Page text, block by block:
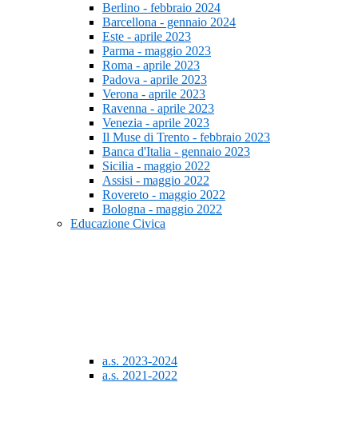
Berlino - febbraio 2024
Barcellona - gennaio 2024
Este - aprile 2023
Parma - maggio 2023
Roma - aprile 2023
Padova - aprile 2023
Verona - aprile 2023
Ravenna - aprile 2023
Venezia - aprile 2023
Il Muse di Trento - febbraio 2023
Banca d'Italia - gennaio 2023
Sicilia - maggio 2022
Assisi - maggio 2022
Rovereto - maggio 2022
Bologna - maggio 2022
Educazione Civica
a.s. 2023-2024
a.s. 2021-2022